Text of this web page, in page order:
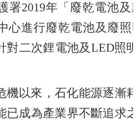
署2019年「廢乾電池
心進行廢乾電池及廢
對二次鋰電池及LED照
機以來，石化能源逐漸
已成為產業界不斷追求